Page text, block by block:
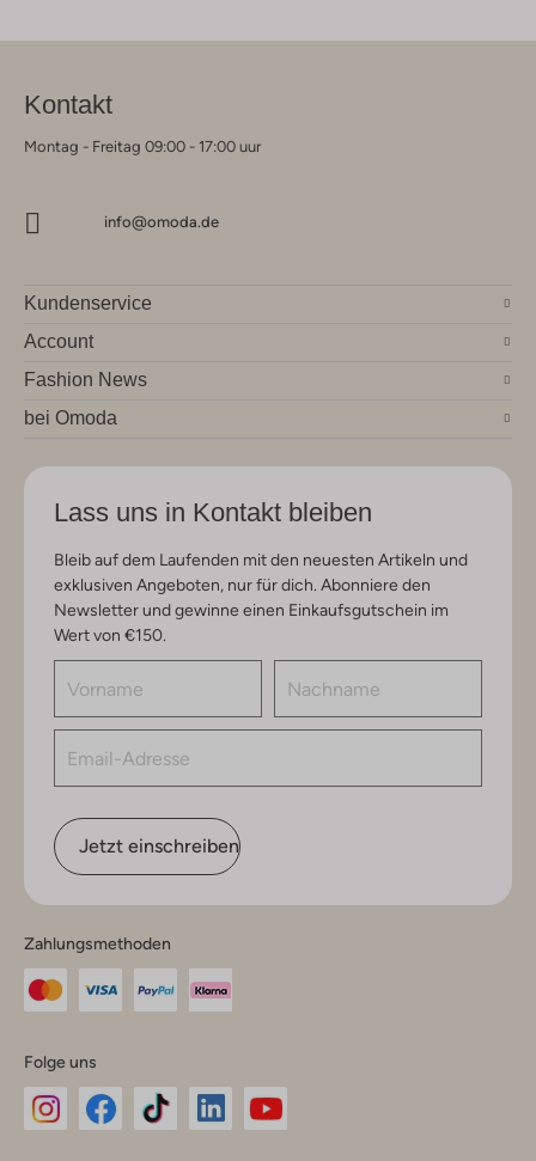
Kontakt
Montag - Freitag 09:00 - 17:00 uur
info@omoda.de
Kundenservice
Account
Fashion News
bei Omoda
Lass uns in Kontakt bleiben
Bleib auf dem Laufenden mit den neuesten Artikeln und
exklusiven Angeboten, nur für dich. Abonniere den
Newsletter und gewinne einen Einkaufsgutschein im
Wert von €150.
Jetzt einschreiben
Zahlungsmethoden
Folge uns